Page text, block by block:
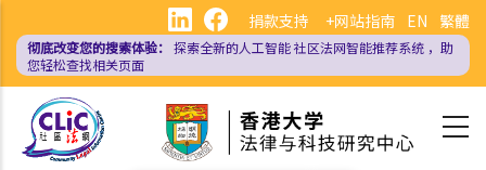
主
EN 繁體
捐款支持 +网站指南
彻底改变您的搜索体验： 探索全新的人工智能社区法网智能推荐系统 ，助
您轻松查找相关页面